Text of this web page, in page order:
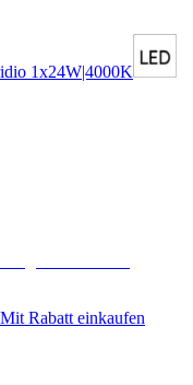
Mit Rabatt einkaufen